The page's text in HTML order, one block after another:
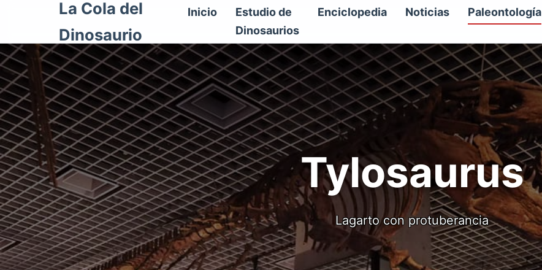
La Cola del
Dinosaurio
Inicio
Estudio de
Dinosaurios
Enciclopedia Noticias Paleontología
Tylosaurus
Lagarto con protuberancia